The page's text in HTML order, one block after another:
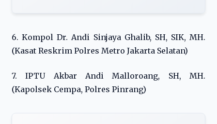
6. Kompol Dr. Andi Sinjaya Ghalib, SH, SIK, MH.
(Kasat Reskrim Polres Metro Jakarta Selatan)
7. IPTU Akbar Andi Malloroang, SH, MH.
(Kapolsek Cempa, Polres Pinrang)